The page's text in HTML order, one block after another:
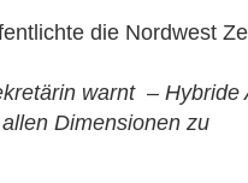
die Nordwest
warnt – Hybride
Dimensionen zu